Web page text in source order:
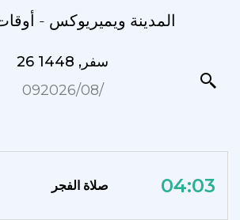
المدينة ويميريوكس -
26 سفر, 1448
09‏/08‏/2026
صلاة الفجر 04:03